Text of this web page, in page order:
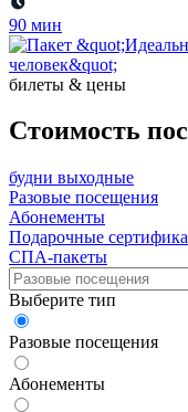
90 мин
билеты & цены
Стоимость
будни выходные
Разовые посещения
Абонементы
Подарочные
СПА-пакеты
Выберите тип
Разовые посещения
Абонементы